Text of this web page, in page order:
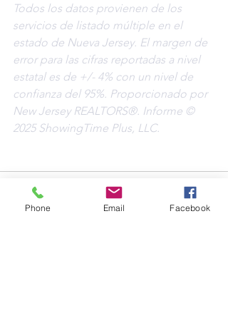
Todos los datos provienen de los
servicios de listado múltiple en el
estado de Nueva Jersey. El margen de
error para las cifras reportadas a nivel
estatal es de +/- 4% con un nivel de
confianza del 95%. Proporcionado por
New Jersey REALTORS®. Informe ©
2025 ShowingTime Plus, LLC.
Phone Email Facebook